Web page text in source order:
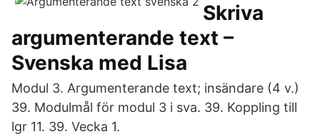
Skriva
argumenterande text –
Svenska med Lisa
Modul 3. Argumenterande text; insändare (4 v.)
39. Modulmål för modul 3 i sva. 39. Koppling till
lgr 11. 39. Vecka 1.